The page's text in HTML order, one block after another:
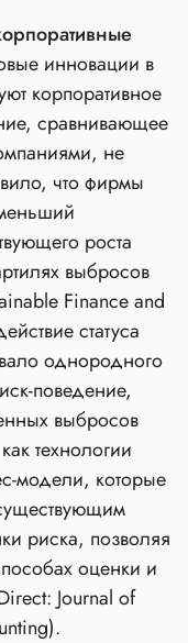
инновации в
корпоративное
сравнивающее
не
что фирмы
роста
выбросов
Finance and
статуса
однородного
выбросов
технологии
которые
риска, позволяя
оценки и
Journal of